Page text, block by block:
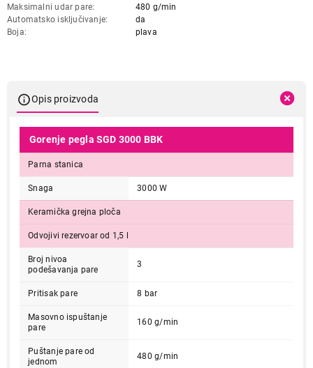
Maksimalni udar pare
480 g/min
Automatsko isključivanje
da
Boja
plava
Opis proizvoda
Gorenje pegla SGD 3000 BBK
Parna stanica
Snaga 3000 W
Keramička grejna ploča
Odvojivi rezervoar od 1,5 l
Broj nivoa
podešavanja pare
3
Pritisak pare 8 bar
Masovno ispuštanje
pare
160 g/min
Puštanje pare od
jednom
480 g/min